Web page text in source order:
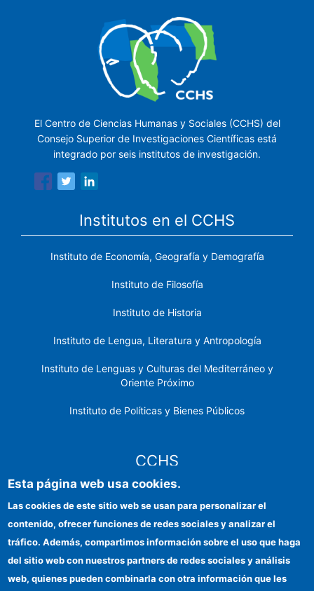
El Centro de Ciencias Humanas y Sociales (CCHS) del
Consejo Superior de Investigaciones Científicas está
integrado por seis institutos de investigación.
Institutos en el CCHS
Instituto de Economía, Geografía y Demografía
Instituto de Filosofía
Instituto de Historia
Instituto de Lengua, Literatura y Antropología
Instituto de Lenguas y Culturas del Mediterráneo y
Oriente Próximo
Instituto de Políticas y Bienes Públicos
CCHS
Identidad institucional
Ayudas FEDER
Esta página web usa cookies.
Las cookies de este sitio web se usan para personalizar el
contenido, ofrecer funciones de redes sociales y analizar el
tráfico. Además, compartimos información sobre el uso que haga
del sitio web con nuestros partners de redes sociales y análisis
web, quienes pueden combinarla con otra información que les